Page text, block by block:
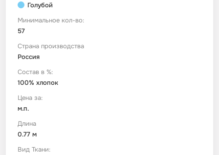
Голубой
Минимальное кол-во:
57
Страна производства
Россия
Состав в %:
100% хлопок
Цена за:
м.п.
Длина
0.77 м
Вид Ткани:
Спанбонд
Шелк Армани
Штапель
Этнический